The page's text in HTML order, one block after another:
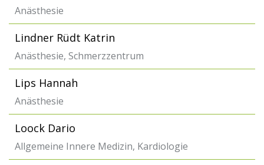
Anästhesie
Lindner Rüdt Katrin
Anästhesie, Schmerzzentrum
Lips Hannah
Anästhesie
Loock Dario
Allgemeine Innere Medizin, Kardiologie